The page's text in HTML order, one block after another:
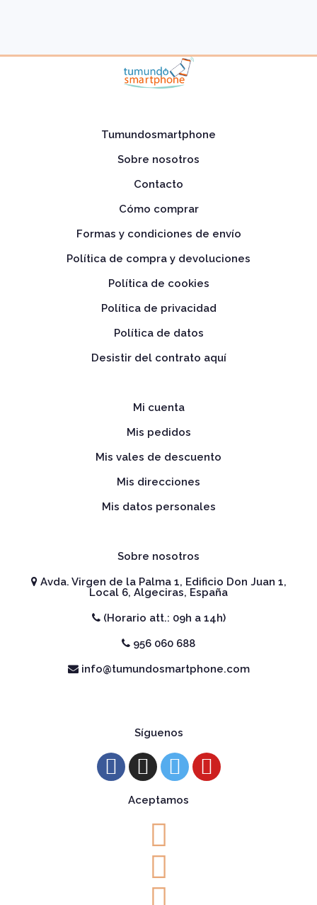
Tumundosmartphone
Sobre nosotros
Contacto
Cómo comprar
Formas y condiciones de envío
Política de compra y devoluciones
Política de cookies
Política de privacidad
Política de datos
Desistir del contrato aquí
Mi cuenta
Mis pedidos
Mis vales de descuento
Mis direcciones
Mis datos personales
Sobre nosotros
Avda. Virgen de la Palma 1, Edificio Don Juan 1,
Local 6, Algeciras, España
(Horario att.: 09h a 14h)
956 060 688
info@tumundosmartphone.com
Síguenos
Aceptamos